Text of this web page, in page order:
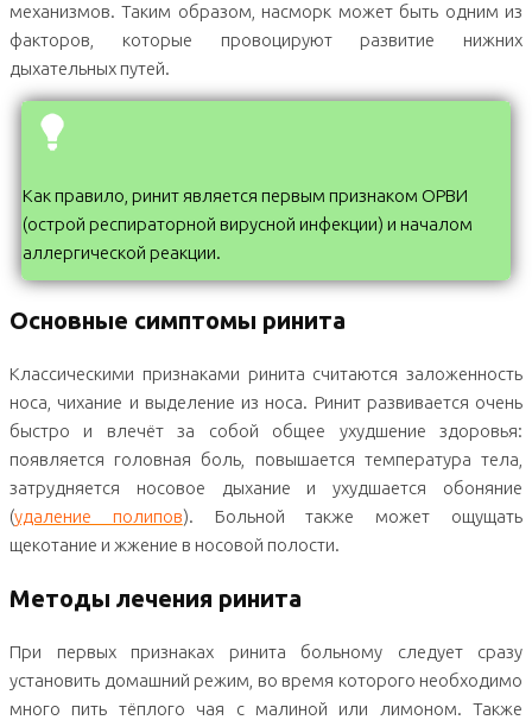
механизмов. Таким образом, насморк может быть одним из
факторов, которые провоцируют развитие нижних
дыхательных путей.
Как правило, ринит является первым признаком ОРВИ
(острой респираторной вирусной инфекции) и началом
аллергической реакции.
Основные симптомы ринита
Классическими признаками ринита считаются заложенность
носа, чихание и выделение из носа. Ринит развивается очень
быстро и влечёт за собой общее ухудшение здоровья:
появляется головная боль, повышается температура тела,
затрудняется носовое дыхание и ухудшается обоняние
(удаление полипов). Больной также может ощущать
щекотание и жжение в носовой полости.
Методы лечения ринита
При первых признаках ринита больному следует сразу
установить домашний режим, во время которого необходимо
много пить тёплого чая с малиной или лимоном. Также